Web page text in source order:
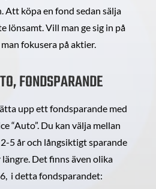
Att köpa en fond sedan sälja
lönsamt. Vill man ge sig in på
fokusera på aktier.
FONDSPARANDE
upp ett fondsparande med
“Auto”. Du kan välja mellan
5 år och långsiktigt sparande
Det finns även olika
i detta fondsparandet: